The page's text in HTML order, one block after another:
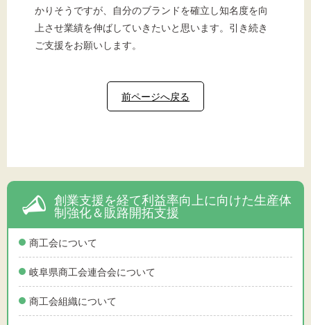
創業支援を経て利益率向上に向けた生産体
制強化＆販路開拓支援
商工会について
岐阜県商工会連合会について
商工会組織について
かりそうですが、自分のブランドを確立し知名度を向
上させ業績を伸ばしていきたいと思います。引き続き
ご支援をお願いします。
前ページへ戻る